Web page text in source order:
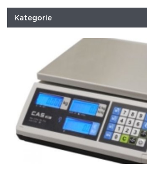
Kategorie
CHLADICÍ A MRAZICÍ TECHNIKA
POKLADNÍ BOXY
VSTUPNÍ TURNIKETY, ZÁBRANY
NÁKUPNÍ KOŠE A VOZÍKY
VARNÉ TECHNOLOGIE
OHŘEVNÉ VITRÍNY A VODNÍ LÁZNĚ